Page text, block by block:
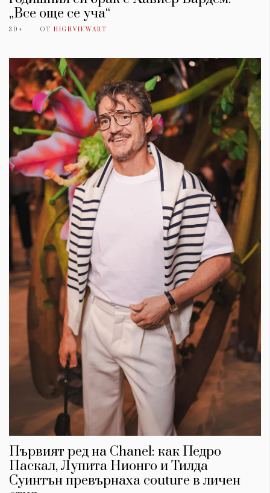
„Все още се уча“
30+ ОТ HIGHVIEWART
Първият ред на Chanel: как Педро
Паскал, Лупита Нионго и Тилда
Суинтън превърнаха couture в личен